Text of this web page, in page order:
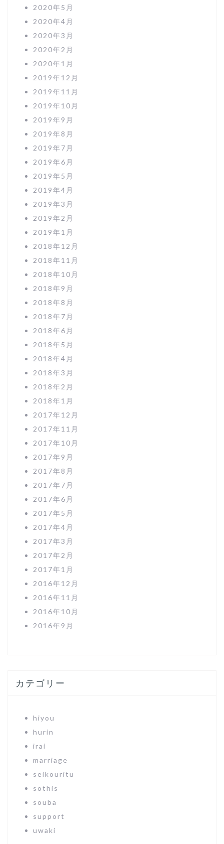
2020年5月
2020年4月
2020年3月
2020年2月
2020年1月
2019年12月
2019年11月
2019年10月
2019年9月
2019年8月
2019年7月
2019年6月
2019年5月
2019年4月
2019年3月
2019年2月
2019年1月
2018年12月
2018年11月
2018年10月
2018年9月
2018年8月
2018年7月
2018年6月
2018年5月
2018年4月
2018年3月
2018年2月
2018年1月
2017年12月
2017年11月
2017年10月
2017年9月
2017年8月
2017年7月
2017年6月
2017年5月
2017年4月
2017年3月
2017年2月
2017年1月
2016年12月
2016年11月
2016年10月
2016年9月
カテゴリー
hiyou
hurin
irai
marriage
seikouritu
sothis
souba
support
uwaki